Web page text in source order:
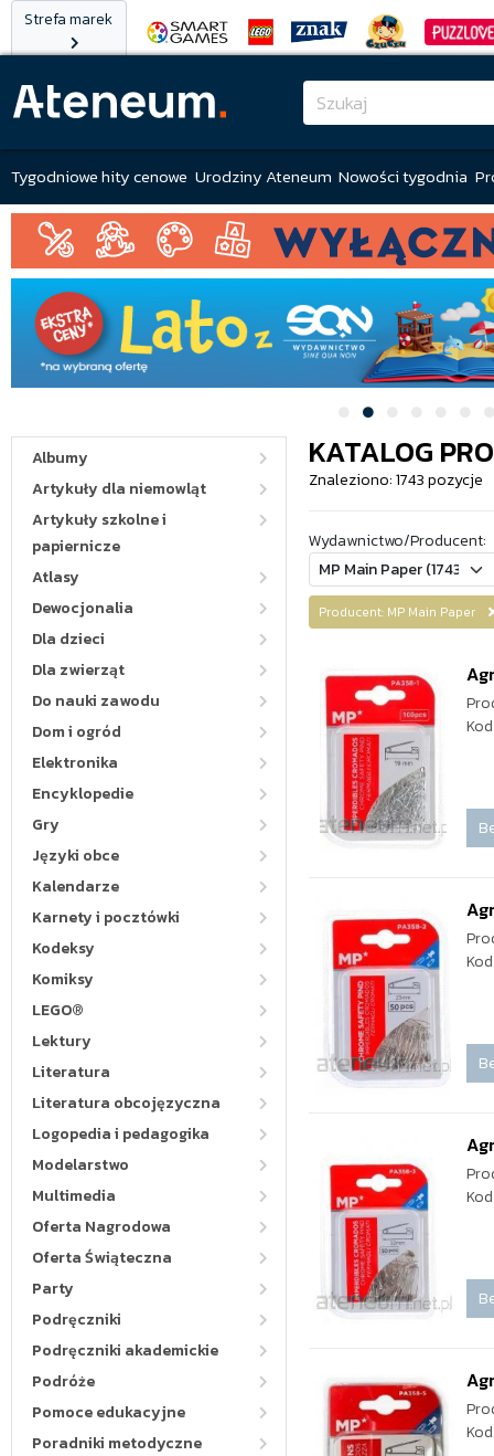
Strefa marek
Tygodniowe hity cenowe Urodziny Ateneum Nowości tygodnia
Albumy
Artykuły dla niemowląt
Artykuły szkolne i
papiernicze
Atlasy
Dewocjonalia
Dla dzieci
Dla zwierząt
Do nauki zawodu
Dom i ogród
Elektronika
Encyklopedie
Gry
Języki obce
Kalendarze
Karnety i pocztówki
Kodeksy
Komiksy
LEGO®
Lektury
Literatura
Literatura obcojęzyczna
Logopedia i pedagogika
Modelarstwo
Multimedia
Oferta Nagrodowa
Oferta Świąteczna
Party
Podręczniki
Podręczniki akademickie
Podróże
Pomoce edukacyjne
Poradniki metodyczne
KATALOG
Znaleziono: 1743 pozycje
Wydawnictwo/Producent:
Producent: MP Main Paper